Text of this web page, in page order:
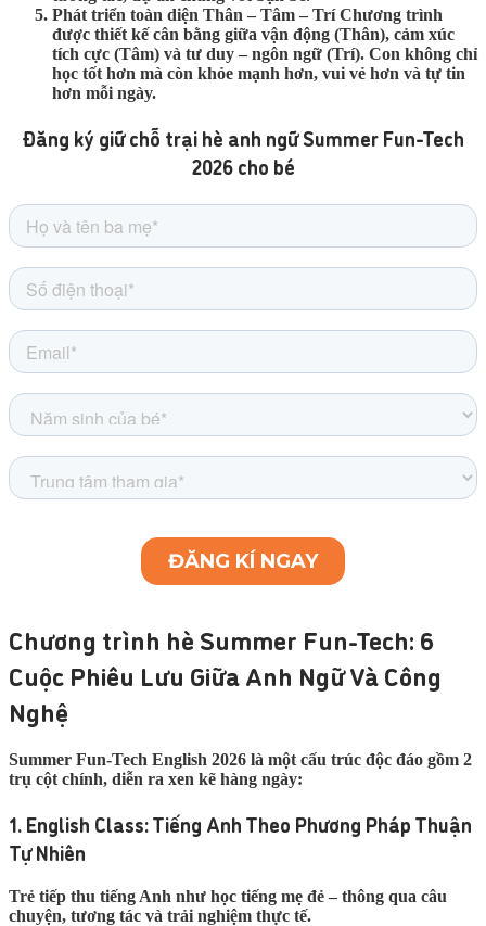
Phát triển toàn diện Thân – Tâm – TríChương trình
được thiết kế cân bằng giữa vận động (Thân), cảm xúc
tích cực (Tâm) và tư duy – ngôn ngữ (Trí). Con không chỉ
học tốt hơn mà còn khỏe mạnh hơn, vui vẻ hơn và tự tin
hơn mỗi ngày.
Đăng ký giữ chỗ trại hè anh ngữ Summer Fun-Tech
2026 cho bé
Chương trình hè Summer Fun-Tech: 6
Cuộc Phiêu Lưu Giữa Anh Ngữ Và Công
Nghệ
Summer Fun-Tech English 2026 là một cấu trúc độc đáo gồm 2
trụ cột chính, diễn ra xen kẽ hàng ngày:
1. English Class: Tiếng Anh Theo Phương Pháp Thuận
Tự Nhiên
Trẻ tiếp thu tiếng Anh như học tiếng mẹ đẻ – thông qua câu
chuyện, tương tác và trải nghiệm thực tế.